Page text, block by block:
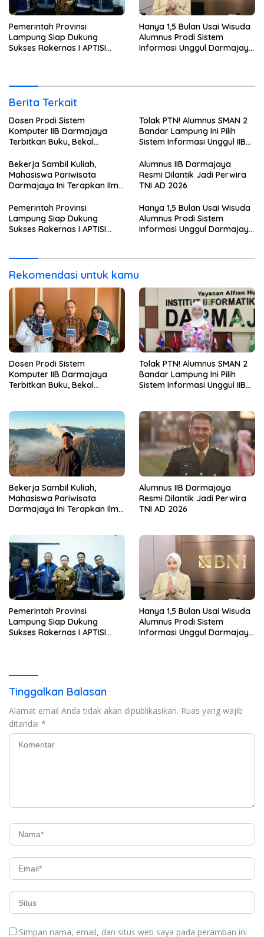
Pemerintah Provinsi
Lampung Siap Dukung
Sukses Rakernas I APTISI
Hanya 1,5 Bulan Usai Wisuda
Alumnus Prodi Sistem
Informasi Unggul Darmajaya
Berita Terkait
Dosen Prodi Sistem
Komputer IIB Darmajaya
Terbitkan Buku, Bekal
Sensor dan Aktuator
Tolak PTN! Alumnus SMAN 2
Bandar Lampung Ini Pilih
Sistem Informasi Unggul IIB
Haru
Bekerja Sambil Kuliah,
Mahasiswa Pariwisata
Darmajaya Ini Terapkan Ilmu
Alumnus IIB Darmajaya
Resmi Dilantik Jadi Perwira
TNI AD 2026
Pemerintah Provinsi
Lampung Siap Dukung
Sukses Rakernas I APTISI
Hanya 1,5 Bulan Usai Wisuda
Alumnus Prodi Sistem
Informasi Unggul Darmajaya
Rekomendasi untuk kamu
Dosen Prodi Sistem
Komputer IIB Darmajaya
Terbitkan Buku, Bekal
Tolak PTN! Alumnus SMAN 2
Bandar Lampung Ini Pilih
Sistem Informasi Unggul IIB
Bekerja Sambil Kuliah,
Mahasiswa Pariwisata
Darmajaya Ini Terapkan Ilmu
Alumnus IIB Darmajaya
Resmi Dilantik Jadi Perwira
TNI AD 2026
Pemerintah Provinsi
Lampung Siap Dukung
Sukses Rakernas I APTISI
Hanya 1,5 Bulan Usai Wisuda
Alumnus Prodi Sistem
Informasi Unggul Darmajaya
Tinggalkan Balasan
Alamat email Anda tidak akan dipublikasikan. Ruas yang wajib
ditandai *
Simpan nama, email, dan situs web saya pada peramban ini